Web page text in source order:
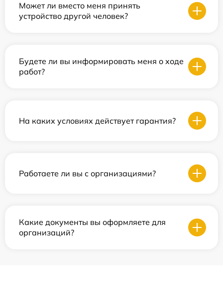
Может ли вместо меня принять
устройство другой человек?
Будете ли вы информировать меня о ходе
работ?
На каких условиях действует гарантия?
Работаете ли вы с организациями?
Какие документы вы оформляете для
организаций?